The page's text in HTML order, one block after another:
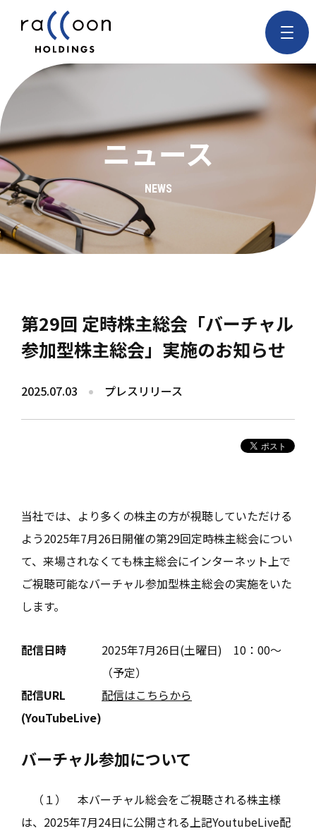
ニュース
NEWS
第29回 定時株主総会「バーチャル
参加型株主総会」実施のお知らせ
2025.07.03 プレスリリース
当社では、より多くの株主の方が視聴していただける
よう2025年7月26日開催の第29回定時株主総会につい
て、来場されなくても株主総会にインターネット上で
ご視聴可能なバーチャル参加型株主総会の実施をいた
します。
配信日時
2025年7月26日(土曜日) 10：00～
（予定）
配信URL
(YouTubeLive)
配信はこちらから
バーチャル参加について
（１） 本バーチャル総会をご視聴される株主様
は、2025年7月24日に公開される上記YoutubeLive配